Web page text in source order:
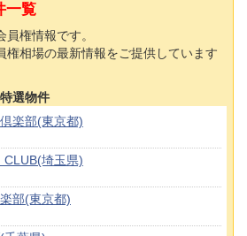
一覧
権情報です。
権相場の最新情報をご提供しています
選物件
楽部(東京都)
埼玉県)
部(東京都)